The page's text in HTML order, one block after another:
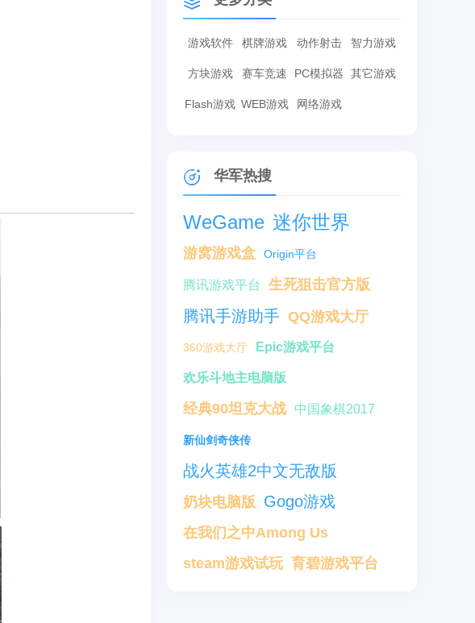
游戏软件 棋牌游戏 动作射击 智力游戏
方块游戏 赛车竞速 PC模拟器 其它游戏
Flash游戏 WEB游戏 网络游戏
华军热搜
WeGame 迷你世界
游窝游戏盒 Origin平台
腾讯游戏平台 生死狙击官方版
腾讯手游助手 QQ游戏大厅
360游戏大厅 Epic游戏平台
欢乐斗地主电脑版
经典90坦克大战 中国象棋2017
新仙剑奇侠传
战火英雄2中文无敌版
奶块电脑版 Gogo游戏
在我们之中Among Us
steam游戏试玩 育碧游戏平台